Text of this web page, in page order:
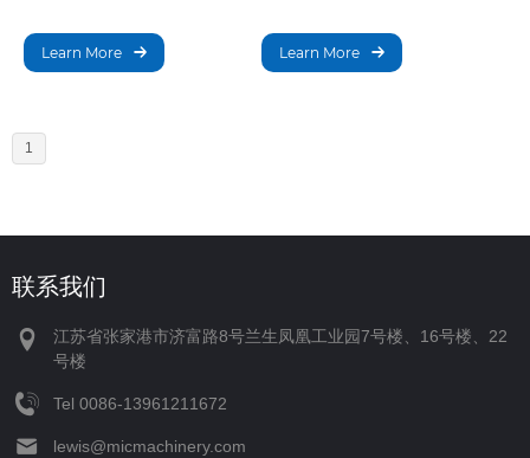
商业应用的理想选择。
Learn More
效率，并确保大规模操作
的一致性。
Learn More
1
联系我们
江苏省张家港市济富路8号兰生凤凰工业园7号楼、16号楼、22
号楼
Tel ‪0086-13961211672‬
lewis@micmachinery.com